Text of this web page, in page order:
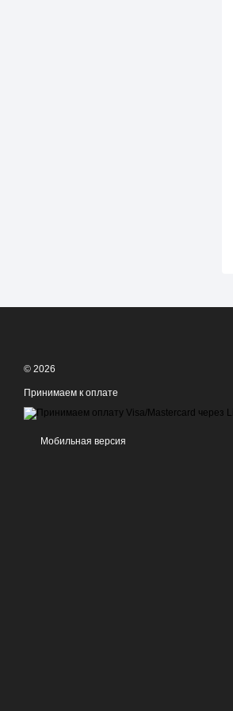
© 2026
Принимаем к оплате
Мобильная версия